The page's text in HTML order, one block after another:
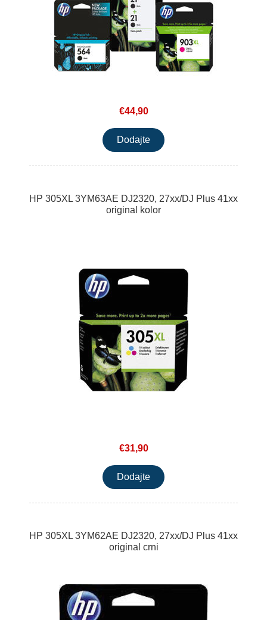
€44,90
HP 305XL 3YM63AE DJ2320, 27xx/DJ Plus 41xx
original kolor
€31,90
HP 305XL 3YM62AE DJ2320, 27xx/DJ Plus 41xx
original crni